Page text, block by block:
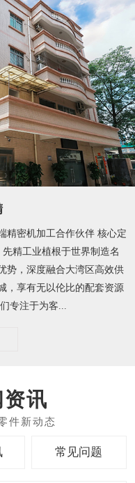
精密机加工合作伙伴 核心定
精工业植根于世界制造名
，深度融合大湾区高效供
，享有无以伦比的配套资源
专注于为客...
讯
常见问题